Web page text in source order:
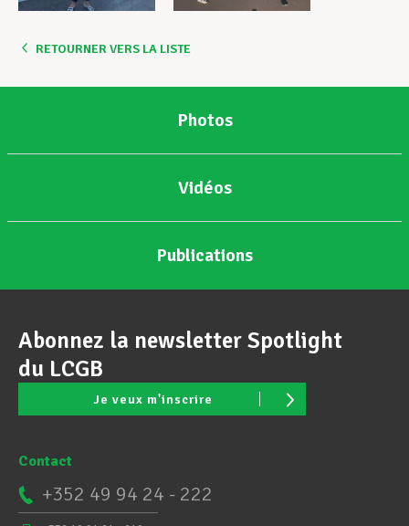
RETOURNER VERS LA LISTE
Photos
Vidéos
Publications
Abonnez la newsletter Spotlight
du LCGB
Je veux m'inscrire
Contact
+352 49 94 24 - 222